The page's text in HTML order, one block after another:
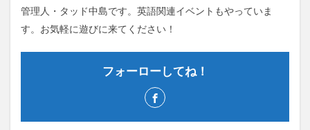
管理人・タッド中島です。英語関連イベントもやっていま
す。お気軽に遊びに来てください！
フォーローしてね！